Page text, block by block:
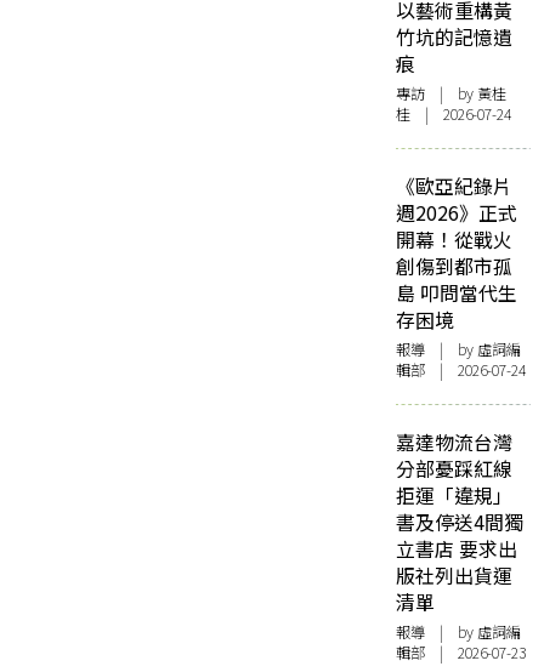
以藝術重構黃
竹坑的記憶遺
痕
專訪 | by 黃桂
桂 | 2026-07-24
《歐亞紀錄片
週2026》正式
開幕！從戰火
創傷到都市孤
島 叩問當代生
存困境
報導 | by 虛詞編
輯部 | 2026-07-24
嘉達物流台灣
分部憂踩紅線
拒運「違規」
書及停送4間獨
立書店 要求出
版社列出貨運
清單
報導 | by 虛詞編
輯部 | 2026-07-23